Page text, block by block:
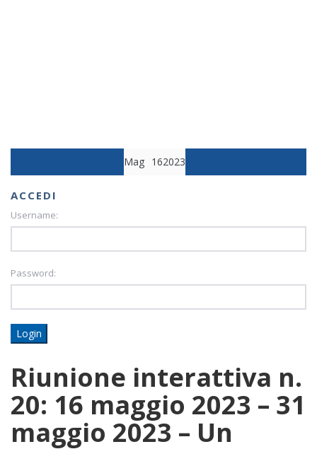
Mag 162023
ACCEDI
Username:
Password:
Login
Riunione interattiva n.
20: 16 maggio 2023 – 31
maggio 2023 – Un